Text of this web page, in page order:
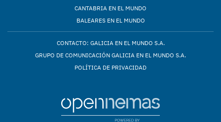
CANTABRIA EN EL MUNDO
BALEARES EN EL MUNDO
CONTACTO: GALICIA EN EL MUNDO S.A.
GRUPO DE COMUNICACIÓN GALICIA EN EL MUNDO S.A.
POLÍTICA DE PRIVACIDAD